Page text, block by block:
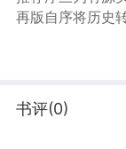
再版自序将历史
假如公司是一个
第二章历史与领导
书评(0)